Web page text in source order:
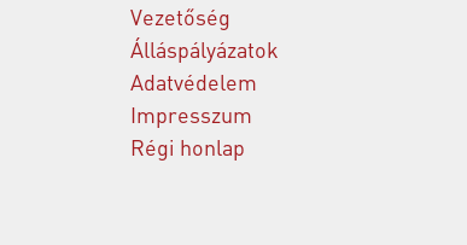
Vezetőség
Álláspályázatok
Adatvédelem
Impresszum
Régi honlap